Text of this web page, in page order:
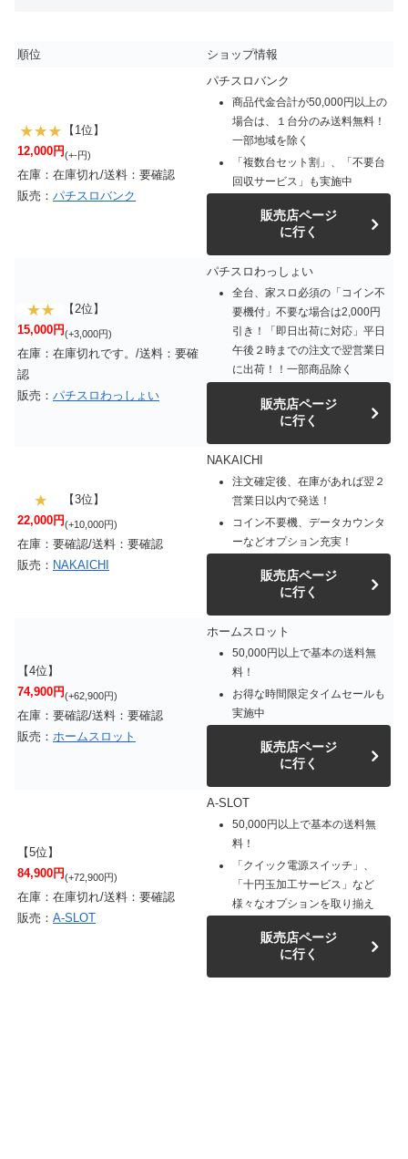
順位 ショップ情報
【1位】
12,000円(+-円)
在庫：在庫切れ/送料：要確認
販売： パチスロバンク
パチスロバンク
商品代金合計が50,000円以上の
場合は、１台分のみ送料無料！
一部地域を除く
「複数台セット割」、「不要台
回収サービス」も実施中
販売店ページ
に行く
【2位】
15,000円(+3,000円)
在庫：在庫切れです。/送料：要確
認
販売： パチスロわっしょい
パチスロわっしょい
全台、家スロ必須の「コイン不
要機付」不要な場合は2,000円
引き！「即日出荷に対応」平日
午後２時までの注文で翌営業日
に出荷！！一部商品除く
販売店ページ
に行く
【3位】
22,000円(+10,000円)
在庫：要確認/送料：要確認
販売： NAKAICHI
NAKAICHI
注文確定後、在庫があれば翌２
営業日以内で発送！
コイン不要機、データカウンタ
ーなどオプション充実！
販売店ページ
に行く
【4位】
74,900円(+62,900円)
在庫：要確認/送料：要確認
販売： ホームスロット
ホームスロット
50,000円以上で基本の送料無
料！
お得な時間限定タイムセールも
実施中
販売店ページ
に行く
【5位】
84,900円(+72,900円)
在庫：在庫切れ/送料：要確認
販売： A-SLOT
A-SLOT
50,000円以上で基本の送料無
料！
「クイック電源スイッチ」、
「十円玉加工サービス」など
様々なオプションを取り揃え
販売店ページ
に行く